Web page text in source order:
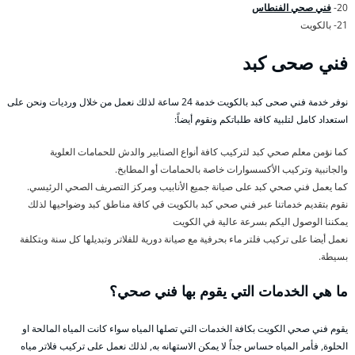
20- فني صحي الفنطاس
21- بالكويت
فني صحى كبد
نوفر خدمة فني صحى كبد بالكويت خدمة 24 ساعة لذلك نعمل من خلال ورديات ونحن على
استعداد كامل لتلبية كافة طلباتكم ونقوم أيضاً:
كما نؤمن معلم صحي كبد لتركيب كافة أنواع الصنابير والدش للحمامات العلوية
والجانبية وتركيب الأكسسوارات خاصة بالحمامات أو المطابخ.
كما يعمل فني صحي كبد على صيانة جميع الأنابيب ومركز التصريف الصحي الرئيسي.
نقوم بتقديم خدماتنا عبر فني صحي كبد بالكويت في كافة مناطق كبد وضواحيها لذلك
يمكننا الوصول اليكم بسرعة عالية في الكويت
نعمل أيضا على تركيب فلتر ماء بحرفية مع صيانة دورية للفلاتر وتبديلها كل سنة وبتكلفة
بسيطة.
ما هي الخدمات التي يقوم بها فني صحي؟
يقوم فني صحي الكويت بكافة الخدمات التي تصلها المياه سواء كانت المياه المالحة او
الحلوة, فأمر المياه حساس جداً لا يمكن الاستهانه به, لذلك نعمل على تركيب فلاتر مياه